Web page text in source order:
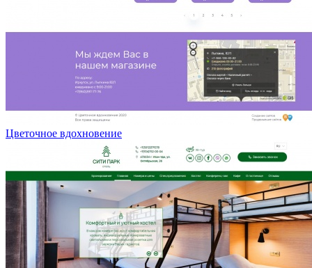
Цветочное вдохновение